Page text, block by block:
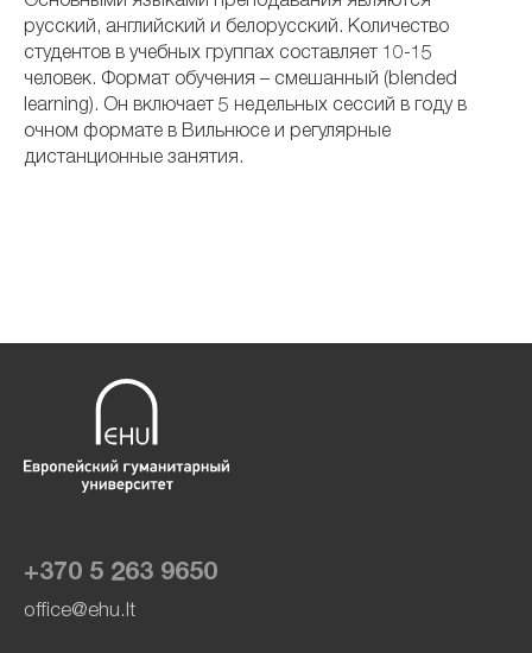
русский, английский и белорусский. Количество
студентов в учебных группах составляет 10-15
человек. Формат обучения – смешанный (blended
learning). Он включает 5 недельных сессий в году в
очном формате в Вильнюсе и регулярные
дистанционные занятия.
+370 5 263 9650
office@ehu.lt